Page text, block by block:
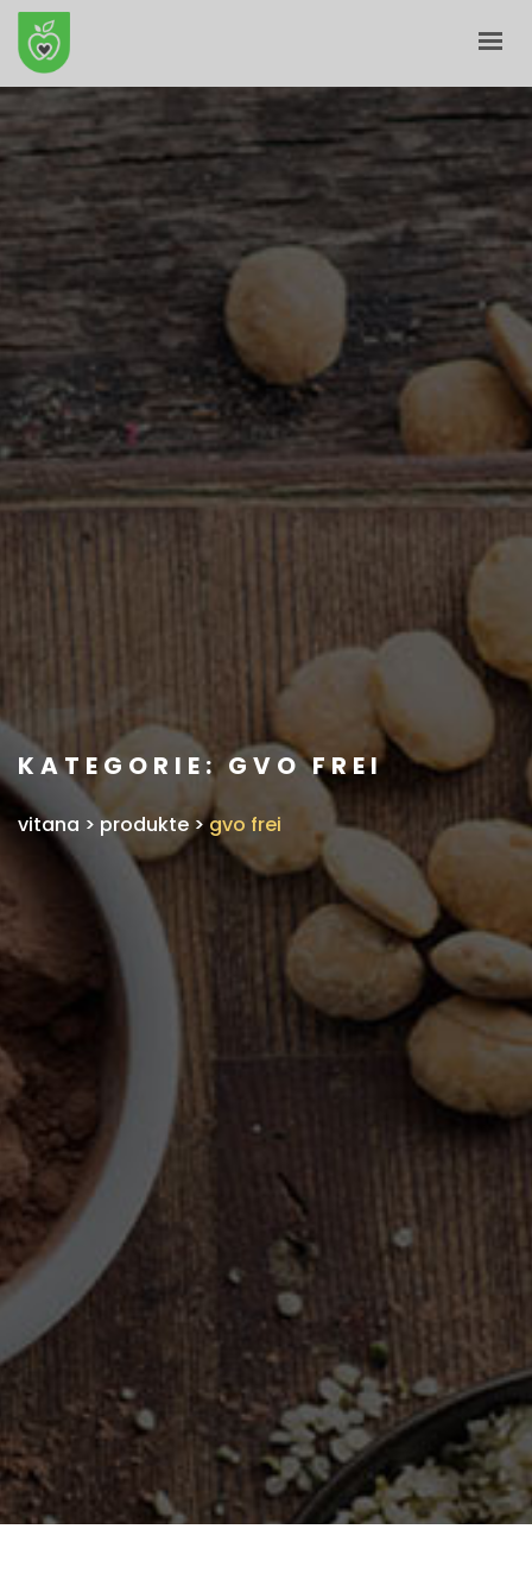
ANFANG
ÜBER UNS
E-GESCHÄFT
BLOG
KONTAKT
KORB
MEIN PROFIL
KATEGORIE:GVO FREI
vitana > produkte>gvo frei